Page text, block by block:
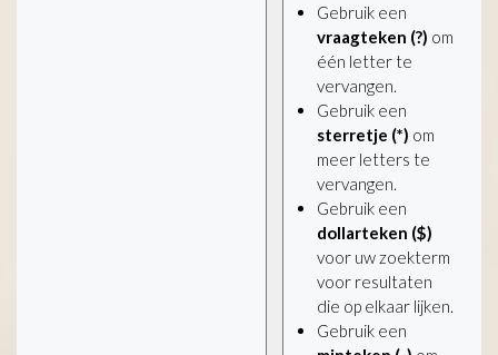
Gebruik een
vraagteken (?) om
één letter te
vervangen.
Gebruik een
sterretje (*) om
meer letters te
vervangen.
Gebruik een
dollarteken ($)
voor uw zoekterm
voor resultaten
die op elkaar lijken.
Gebruik een